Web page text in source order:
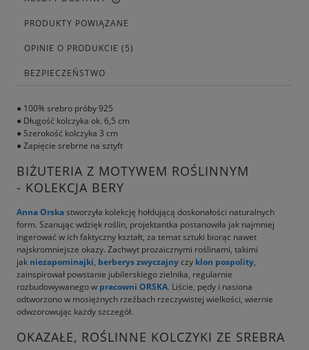
PRODUKTY POWIĄZANE
OPINIE O PRODUKCIE (5)
BEZPIECZEŃSTWO
● 100% srebro próby 925
● Długość kolczyka ok. 6,5 cm
● Szerokość kolczyka 3 cm
● Zapięcie srebrne na sztyft
BIŻUTERIA Z MOTYWEM ROŚLINNYM
- KOLEKCJA BERY
Anna Orskastworzyła kolekcję hołdującą doskonałości naturalnych
form. Szanując wdzięk roślin, projektantka postanowiła jak najmniej
ingerować w ich faktyczny kształt, za temat sztuki biorąc nawet
najskromniejsze okazy. Zachwyt prozaicznymi roślinami, takimi
jak niezapominajki, berberys zwyczajnyczy klon pospolity,
zainspirował powstanie jubilerskiego zielnika, regularnie
rozbudowywanego w pracowni ORSKA. Liście, pędy i nasiona
odtworzono w mosiężnych rzeźbach rzeczywistej wielkości, wiernie
odwzorowując każdy szczegół.
OKAZAŁE, ROŚLINNE KOLCZYKI ZE SREBRA